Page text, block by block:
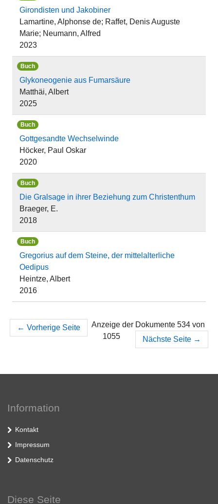
Girondisten und Jakobiner
Lamartine, Alphonse de; Raffet, Denis Auguste
Marie; Neumann, Alfred
2023
Buch
Glykoneogenie aus Fumarsäure
Matthäi, Albert
2025
Buch
Gottgesandte Wechselwinde
Höcker, Paul Oskar
2020
Buch
Die Gralsage in ihrer Beziehung zum Christenthum
Braeger, E.
2018
Buch
Gregorius auf dem Steine, der mittelalterliche
Oedipus
Heintze, Albert
2016
← Vorherige Seite
Anzeige der Dokumente 534 von
1055
Nächste Seite →
Information
Kontakt
Impressum
Datenschutz
Diese Seite